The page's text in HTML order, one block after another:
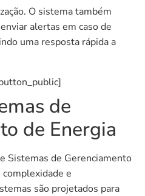
O sistema também
alertas em caso de
uma resposta rápida a
de
de Energia
Sistemas de Gerenciamento
e
são projetados para